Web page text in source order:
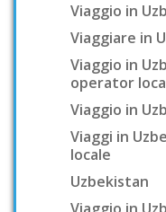
Viaggio in
Viaggiare in
Viaggio in
operator
Viaggio in
Viaggi in
locale
Uzbekistan